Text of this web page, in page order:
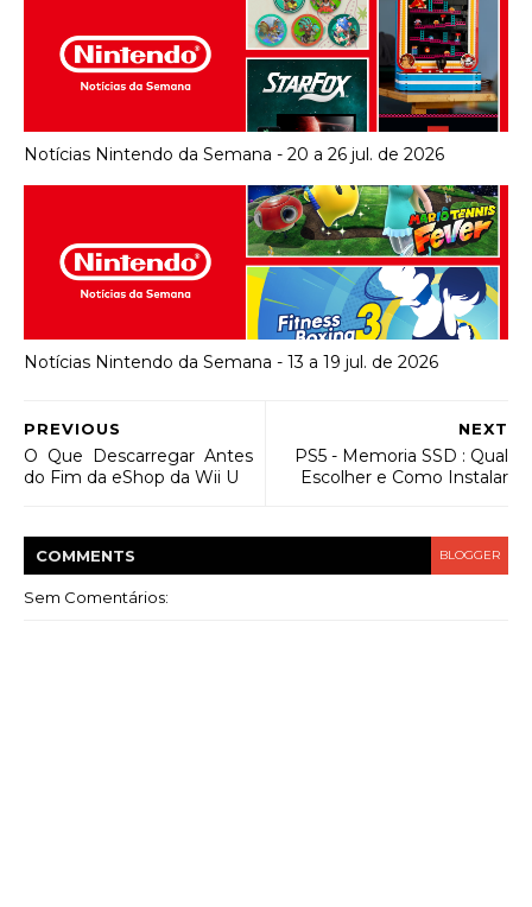
Notícias Nintendo da Semana - 20 a 26 jul. de 2026
Notícias Nintendo da Semana - 13 a 19 jul. de 2026
NEXT
PS5 - Memoria SSD : Qual
Escolher e Como Instalar
PREVIOUS
O Que Descarregar Antes
do Fim da eShop da Wii U
COMMENTS BLOGGER
Sem Comentários: